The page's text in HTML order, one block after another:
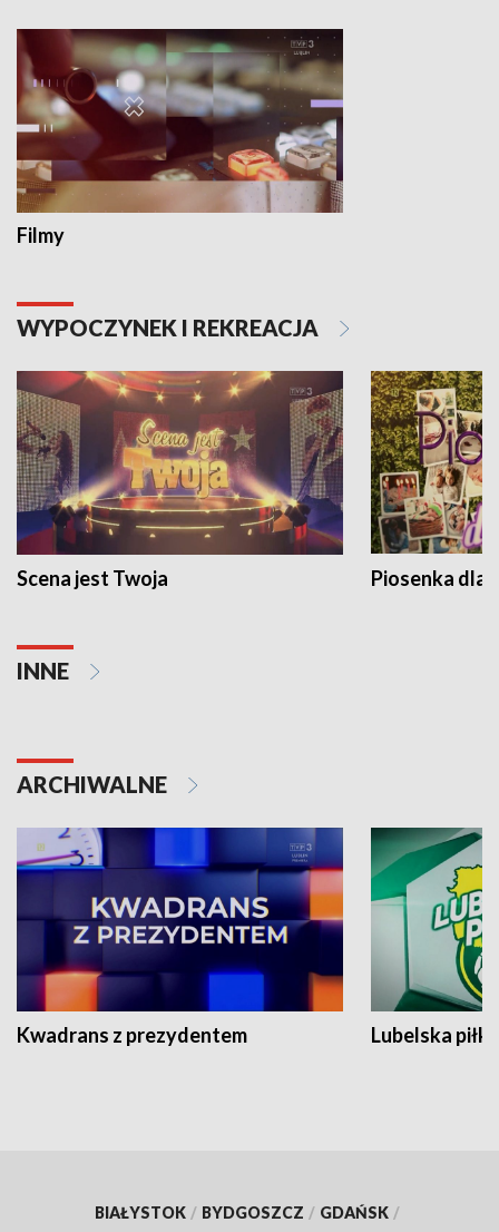
Filmy
WYPOCZYNEK I REKREACJA
Scena jest Twoja Piosenka dla
INNE
ARCHIWALNE
Kwadrans z prezydentem Lubelska piłka
BIAŁYSTOK / BYDGOSZCZ / GDAŃSK /